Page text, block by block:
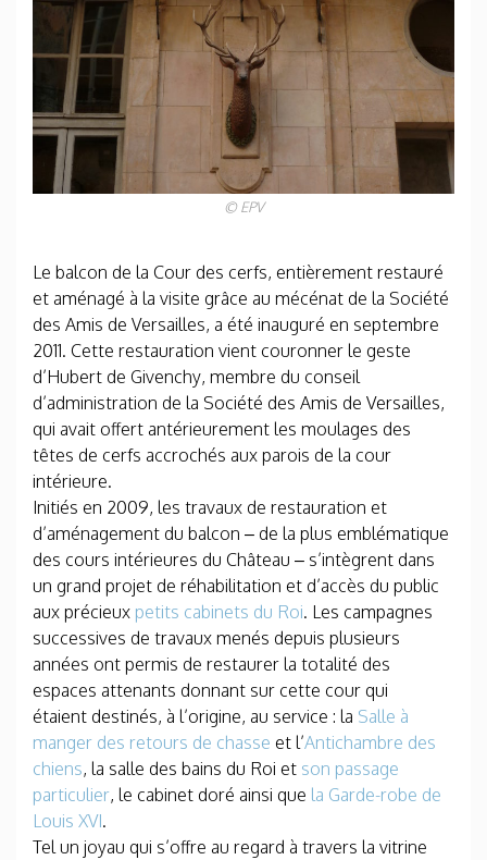
© EPV
Le balcon de la Cour des cerfs, entièrement restauré
et aménagé à la visite grâce au mécénat de la Société
des Amis de Versailles, a été inauguré en septembre
2011. Cette restauration vient couronner le geste
d’Hubert de Givenchy, membre du conseil
d’administration de la Société des Amis de Versailles,
qui avait offert antérieurement les moulages des
têtes de cerfs accrochés aux parois de la cour
intérieure.
Initiés en 2009, les travaux de restauration et
d’aménagement du balcon – de la plus emblématique
des cours intérieures du Château – s’intègrent dans
un grand projet de réhabilitation et d’accès du public
aux précieux petits cabinets du Roi. Les campagnes
successives de travaux menés depuis plusieurs
années ont permis de restaurer la totalité des
espaces attenants donnant sur cette cour qui
étaient destinés, à l’origine, au service : la Salle à
manger des retours de chasse et l’Antichambre des
chiens, la salle des bains du Roi et son passage
particulier, le cabinet doré ainsi que la Garde-robe de
Louis XVI.
Tel un joyau qui s’offre au regard à travers la vitrine